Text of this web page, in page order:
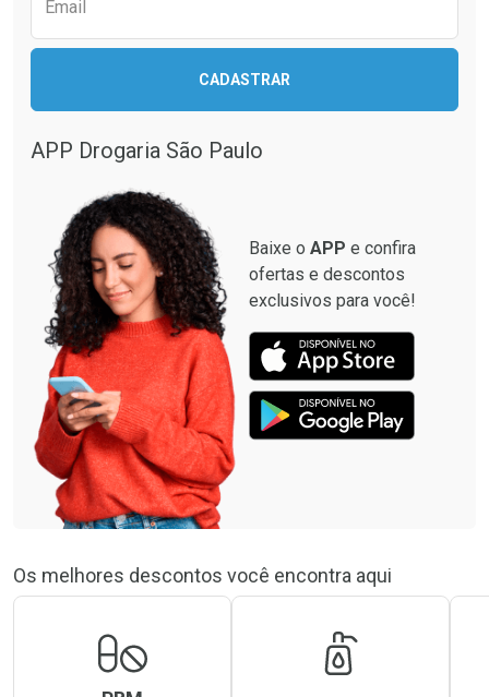
Comprar sem Desconto
Por R$ 28,90/cada
Comprar sem Desconto
Ativar Desconto
Comprar sem Desconto
Email
CADASTRAR
APP Drogaria São Paulo
Baixe o APP e confira
ofertas e descontos
exclusivos para você!
Os melhores descontos você encontra aqui